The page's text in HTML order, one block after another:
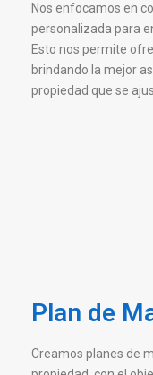
Nos enfocamos en
personalizada para
Esto nos permite
brindando la mejor
propiedad que se
Plan de
Creamos planes de